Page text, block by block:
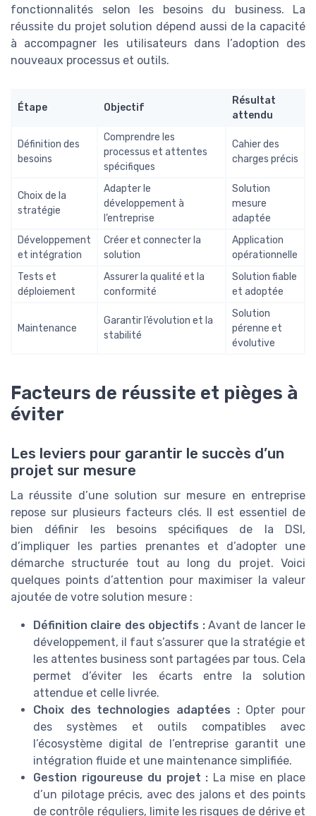
fonctionnalités selon les besoins du business. La
réussite du projet solution dépend aussi de la capacité
à accompagner les utilisateurs dans l’adoption des
nouveaux processus et outils.
Étape Objectif
Résultat
attendu
Définition des
besoins
Comprendre les
processus et attentes
spécifiques
Cahier des
charges précis
Choix de la
stratégie
Adapter le
développement à
l’entreprise
Solution
mesure
adaptée
Développement
et intégration
Créer et connecter la
solution
Application
opérationnelle
Tests et
déploiement
Assurer la qualité et la
conformité
Solution fiable
et adoptée
Maintenance
Garantir l’évolution et la
stabilité
Solution
pérenne et
évolutive
Facteurs de réussite et pièges à
éviter
Les leviers pour garantir le succès d’un
projet sur mesure
La réussite d’une solution sur mesure en entreprise
repose sur plusieurs facteurs clés. Il est essentiel de
bien définir les besoins spécifiques de la DSI,
d’impliquer les parties prenantes et d’adopter une
démarche structurée tout au long du projet. Voici
quelques points d’attention pour maximiser la valeur
ajoutée de votre solution mesure :
Définition claire des objectifs :Avant de lancer le
développement, il faut s’assurer que la stratégie et
les attentes business sont partagées par tous. Cela
permet d’éviter les écarts entre la solution
attendue et celle livrée.
Choix des technologies adaptées :Opter pour
des systèmes et outils compatibles avec
l’écosystème digital de l’entreprise garantit une
intégration fluide et une maintenance simplifiée.
Gestion rigoureuse du projet : La mise en place
d’un pilotage précis, avec des jalons et des points
de contrôle réguliers, limite les risques de dérive et